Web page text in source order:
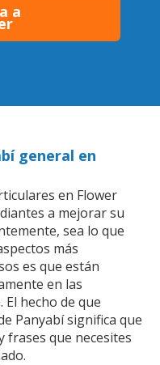
a
general en
en Flower
a mejorar su
sea lo que
más
es que están
en las
El hecho de que
Panyabí significa que
frases que necesites